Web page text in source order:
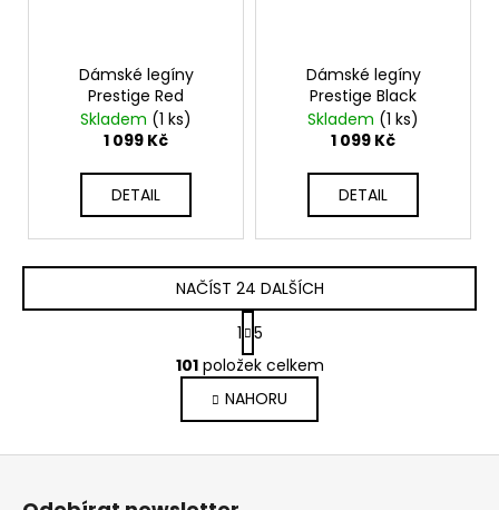
Dámské legíny
Prestige Red
Skladem (1 ks)
1 099 Kč
DETAIL
Dámské legíny
Prestige Black
Skladem (1 ks)
1 099 Kč
DETAIL
O
v
l
á
d
NAČÍST 24 DALŠÍCH
S
t
r
á
n
k
o
1 5
101položek celkem
NAHORU